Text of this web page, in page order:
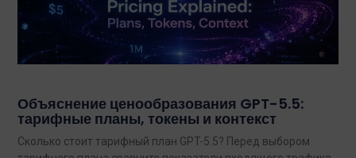
Объяснение ценообразования GPT-5.5:
тарифные планы, токены и контекст
Сколько стоит тарифный план GPT-5.5? Перед выбором